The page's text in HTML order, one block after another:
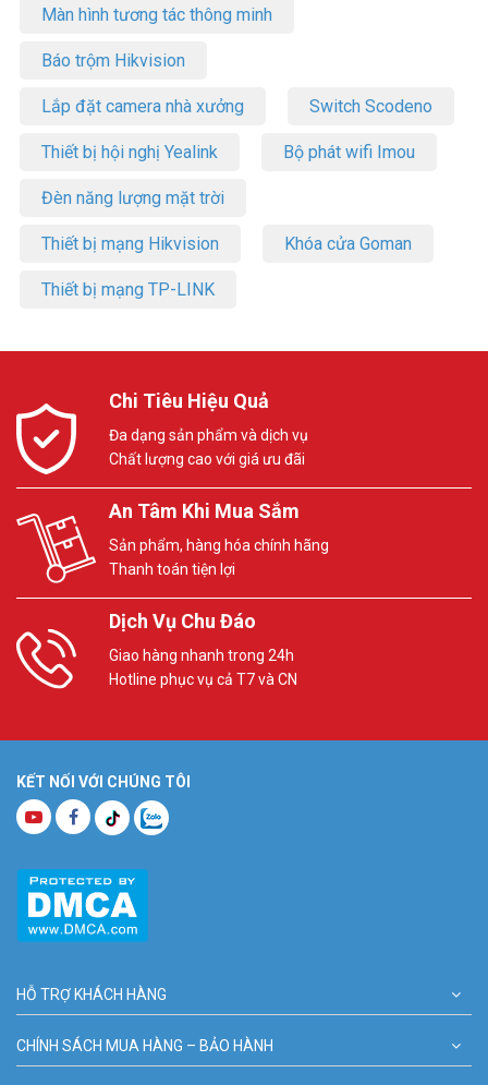
Màn hình tương tác thông minh
Báo trộm Hikvision
Lắp đặt camera nhà xưởng Switch Scodeno
Thiết bị hội nghị Yealink Bộ phát wifi Imou
Đèn năng lượng mặt trời
Thiết bị mạng Hikvision Khóa cửa Goman
Thiết bị mạng TP-LINK
Chi Tiêu Hiệu Quả
Đa dạng sản phẩm và dịch vụ
Chất lượng cao với giá ưu đãi
An Tâm Khi Mua Sắm
Sản phẩm, hàng hóa chính hãng
Thanh toán tiện lợi
Dịch Vụ Chu Đáo
Giao hàng nhanh trong 24h
Hotline phục vụ cả T7 và CN
KẾT NỐI VỚI CHÚNG TÔI
HỖ TRỢ KHÁCH HÀNG
CHÍNH SÁCH MUA HÀNG – BẢO HÀNH